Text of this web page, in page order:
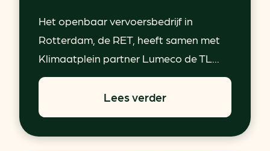
Het openbaar vervoersbedrijf in
Rotterdam, de RET, heeft samen met
Klimaatplein partner Lumeco de TL...
Lees verder